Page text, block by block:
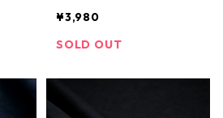
ト
アレルギー対応 アレルギ
ーフリー シルバー リング
リー シグネットリング メ
¥3,980
SOLD OUT